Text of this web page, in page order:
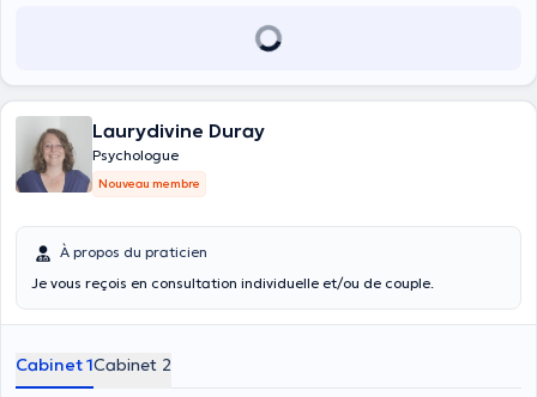
Laurydivine Duray
Psychologue
Nouveau membre
À propos du praticien
Je vous reçois en consultation individuelle et/ou de couple.
Cabinet 1Cabinet 2